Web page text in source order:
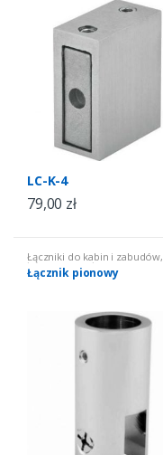
LC-K-4
79,00 zł
Łączniki do kabin i zabudów,
łączniki okrągłe
Łącznik pionowy